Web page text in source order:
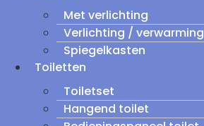
Met verlichting
Verlichting / verwarming
Spiegelkasten
Toiletten
Toiletset
Hangend toilet